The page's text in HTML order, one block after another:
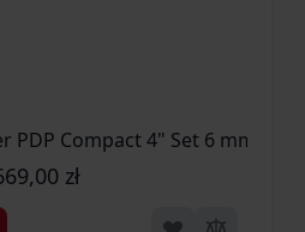
PDP Compact 4" Set 6 mm
zł